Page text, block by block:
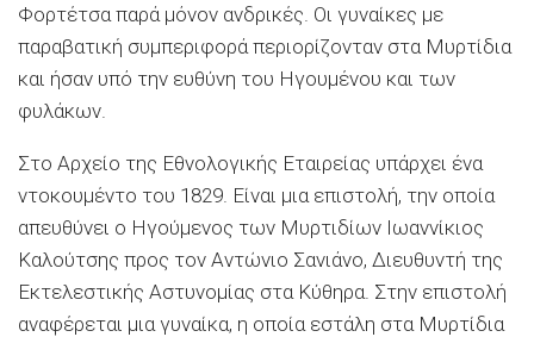
Φορτέτσα παρά μόνον ανδρικές. Οι γυναίκες με
παραβατική συμπεριφορά περιορίζονταν στα Μυρτίδια
και ήσαν υπό την ευθύνη του Ηγουμένου και των
φυλάκων.
Στο Αρχείο της Εθνολογικής Εταιρείας υπάρχει ένα
ντοκουμέντο του 1829. Είναι μια επιστολή, την οποία
απευθύνει ο Ηγούμενος των Μυρτιδίων Ιωαννίκιος
Καλούτσης προς τον Αντώνιο Σανιάνο, Διευθυντή της
Εκτελεστικής Αστυνομίας στα Κύθηρα. Στην επιστολή
αναφέρεται μια γυναίκα, η οποία εστάλη στα Μυρτίδια